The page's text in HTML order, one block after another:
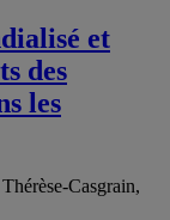
et
des
les
Casgrain,